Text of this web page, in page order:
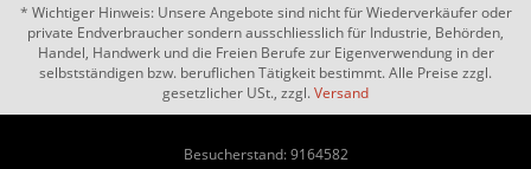
* Wichtiger Hinweis: Unsere Angebote sind nicht für Wiederverkäufer oder
private Endverbraucher sondern ausschliesslich für Industrie, Behörden,
Handel, Handwerk und die Freien Berufe zur Eigenverwendung in der
selbstständigen bzw. beruflichen Tätigkeit bestimmt. Alle Preise zzgl.
gesetzlicher USt., zzgl.Versand
Besucherstand: 9164582